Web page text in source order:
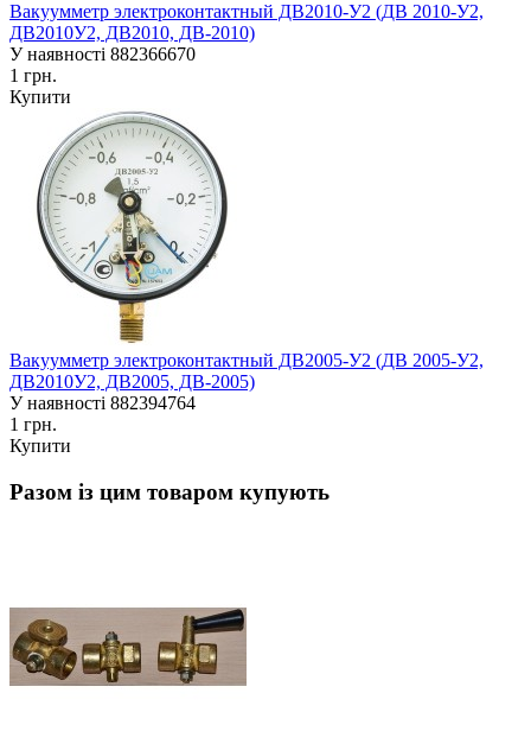
Вакуумметр электроконтактный ДВ2010-У2 (ДВ 2010-У2,
ДВ2010У2, ДВ2010, ДВ-2010)
У наявності 882366670
1 грн.
Купити
Вакуумметр электроконтактный ДВ2005-У2 (ДВ 2005-У2,
ДВ2010У2, ДВ2005, ДВ-2005)
У наявності 882394764
1 грн.
Купити
Разом із цим товаром купують